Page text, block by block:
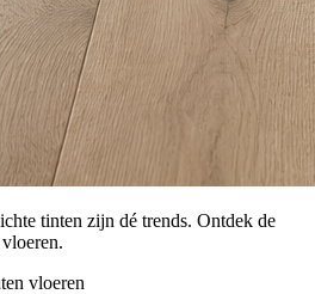
tinten zijn dé trends. Ontdek de
vloeren